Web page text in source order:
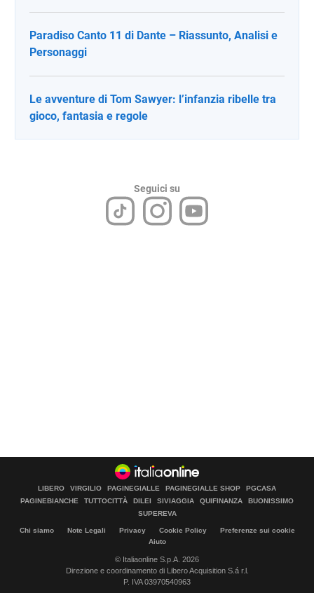
Paradiso Canto 11 di Dante – Riassunto, Analisi e
Personaggi
Le avventure di Tom Sawyer: l’infanzia ribelle tra
gioco, fantasia e regole
Seguici su
LIBERO VIRGILIO PAGINEGIALLE PAGINEGIALLE SHOP
PGCASA
PAGINEBIANCHE
TUTTOCITTÀ DILEI SIVIAGGIA QUIFINANZA
BUONISSIMO
SUPEREVA
Chi siamo Note Legali Privacy Cookie Policy
Preferenze sui cookie
Aiuto
© Italiaonline S.p.A. 2026
Direzione e coordinamento di Libero Acquisition S.á r.l.
P. IVA 03970540963